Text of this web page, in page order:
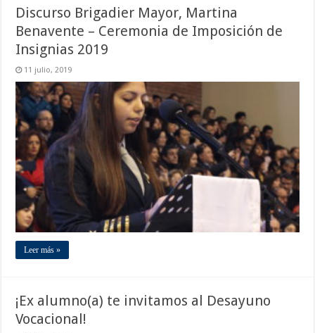
Discurso Brigadier Mayor, Martina
Benavente – Ceremonia de Imposición de
Insignias 2019
11 julio, 2019
Leer más »
¡Ex alumno(a) te invitamos al Desayuno
Vocacional!